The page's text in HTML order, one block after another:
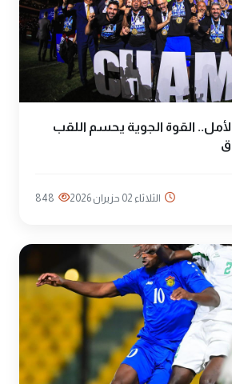
القوة الجوية يحسم اللقب
الثلاثاء 02 حزيران 2026 848